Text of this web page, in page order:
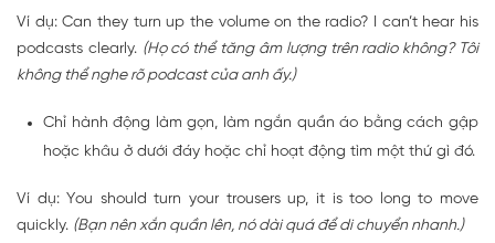
Ví dụ: Can they turn up the volume on the radio? I can’t hear his
podcasts clearly. (Họ có thể tăng âm lượng trên radio không? Tôi
không thể nghe rõ podcast của anh ấy.)
Chỉ hành động làm gọn, làm ngắn quần áo bằng cách gập
hoặc khâu ở dưới đáy hoặc chỉ hoạt động tìm một thứ gì đó.
Ví dụ: You should turn your trousers up, it is too long to move
quickly. (Bạn nên xắn quần lên, nó dài quá để di chuyển nhanh.)